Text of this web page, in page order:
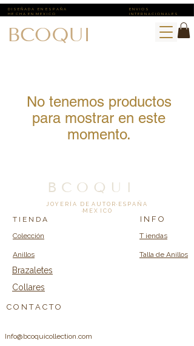
D I S E Ñ A D A E N E S P A Ñ A
H E C H A E N M E X I C O
E N V I O S ​
I N T E R N A C I O N A L E S
BCOQUI
No tenemos productos
para mostrar en este
momento.
B C O Q U I
J O Y E R Í A D E A U T O R · E S P A Ñ A
·M E X I C O
T I E N D A I N F O
Colección T iendas
Anillos Talla de Anillos
Brazaletes
Collares
C O N T A C T O
Info@bcoquicollection.com